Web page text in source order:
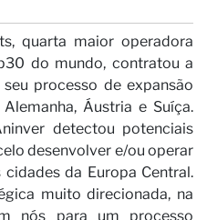
quarta maior operadora
do mundo, contratou a
processo de expansão
Áustria e Suíça.
detectou potenciais
desenvolver e/ou operar
da Europa Central.
muito direcionada, na
nós para um processo